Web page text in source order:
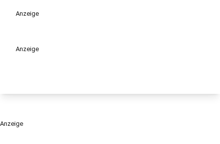
Anzeige
Anzeige
Anzeige